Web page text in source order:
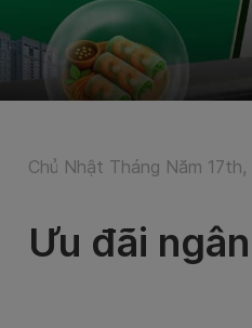
Chủ Nhật Tháng Năm 17th,
Ưu đãi